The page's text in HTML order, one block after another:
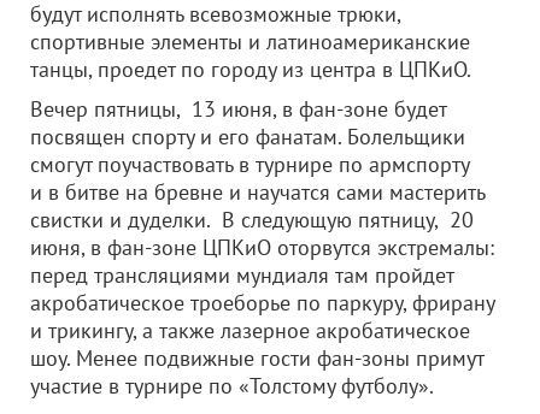
будут исполнять всевозможные трюки,
спортивные элементы и латиноамериканские
танцы, проедет по городу из центра в ЦПКиО.
Вечер пятницы, 13 июня, в фан-зоне будет
посвящен спорту и его фанатам. Болельщики
смогут поучаствовать в турнире по армспорту
и в битве на бревне и научатся сами мастерить
свистки и дуделки. В следующую пятницу, 20
июня, в фан-зоне ЦПКиО оторвутся экстремалы:
перед трансляциями мундиаля там пройдет
акробатическое троеборье по паркуру, фрирану
и трикингу, а также лазерное акробатическое
шоу. Менее подвижные гости фан-зоны примут
участие в турнире по «Толстому футболу».